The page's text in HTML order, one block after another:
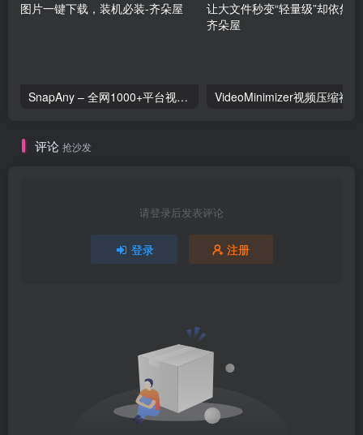
SnapAny – 全网1000+平台视频图片一键下载，装机必装
评论 抢沙发
请登录后发表评论
登录 注册